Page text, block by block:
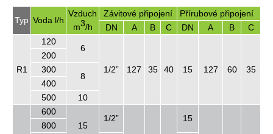
Typ Voda l/h
Vzduch
m3/h
Závitové připojení
Přírubové připojení
DN
A B C DN A B C
R1
120
6
1/2” 127 35 40 15 127 60 35
200
300
8
400
500
10
600
15
1/2” 15
800